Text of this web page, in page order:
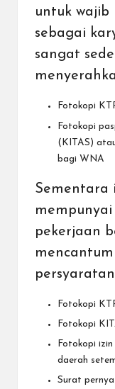
untuk wajib
sebagai
sangat
Fotokopi
Fotokopi
(KITAS)
bagi WNA
Sementara
pekerjaan
Fotokopi
Fotokopi
Fotokopi
daerah
Surat